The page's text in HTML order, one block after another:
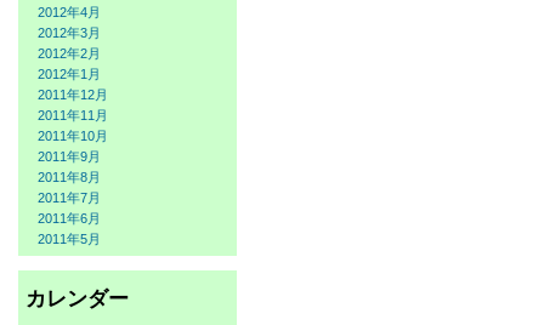
2012年4月
2012年3月
2012年2月
2012年1月
2011年12月
2011年11月
2011年10月
2011年9月
2011年8月
2011年7月
2011年6月
2011年5月
カレンダー